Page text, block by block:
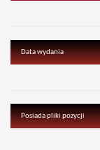
Data wydania
Posiada pliki pozycji